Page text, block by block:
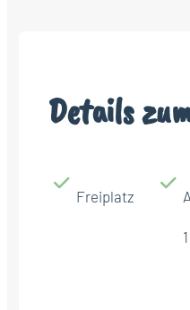
Details
Freiplatz
1